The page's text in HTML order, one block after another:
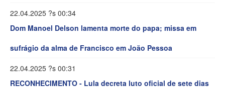
22.04.2025 ?s 00:34
Dom Manoel Delson lamenta morte do papa; missa em
sufrágio da alma de Francisco em João Pessoa
22.04.2025 ?s 00:31
RECONHECIMENTO - Lula decreta luto oficial de sete dias